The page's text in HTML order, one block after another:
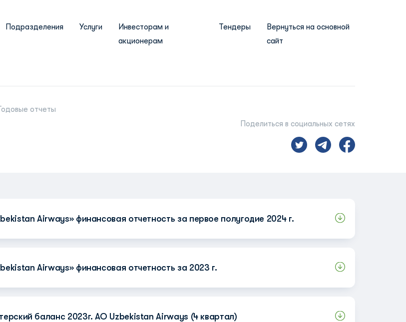
Подразделения Услуги
Инвесторам и
акционерам
Тендеры
Вернуться на основной
сайт
отчеты
Поделиться в социальных сетях
Airways» финансовая отчетность за первое полугодие 2024 г.
Airways» финансовая отчетность за 2023 г.
баланс 2023г. АО Uzbekistan Airways (4 квартал)